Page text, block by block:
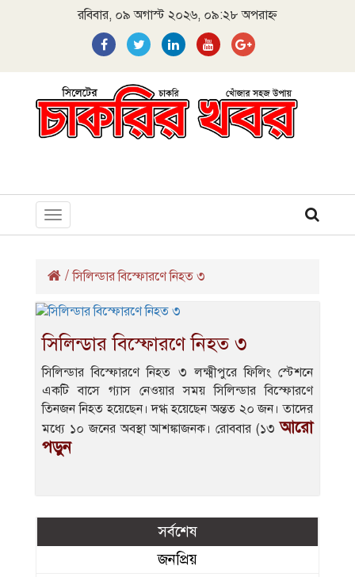
রবিবার, ০৯ অগাস্ট ২০২৬, ০৯:২৮ অপরাহ্ন
Toggle
navigation
/সিলিন্ডার বিস্ফোরণে নিহত ৩
সিলিন্ডার বিস্ফোরণে নিহত ৩
সিলিন্ডার বিস্ফোরণে নিহত ৩ লক্ষ্মীপুরে ফিলিং স্টেশনে
একটি বাসে গ্যাস নেওয়ার সময় সিলিন্ডার বিস্ফোরণে
তিনজন নিহত হয়েছেন। দগ্ধ হয়েছেন অন্তত ২০ জন। তাদের
মধ্যে ১০ জনের অবস্থা আশঙ্কাজনক। রোববার (১৩আরো
পড়ুন
সর্বশেষ
জনপ্রিয়